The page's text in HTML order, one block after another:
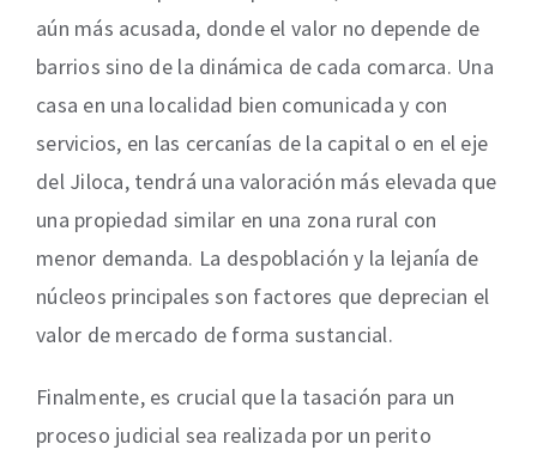
aún más acusada, donde el valor no depende de
barrios sino de la dinámica de cada comarca. Una
casa en una localidad bien comunicada y con
servicios, en las cercanías de la capital o en el eje
del Jiloca, tendrá una valoración más elevada que
una propiedad similar en una zona rural con
menor demanda. La despoblación y la lejanía de
núcleos principales son factores que deprecian el
valor de mercado de forma sustancial.
Finalmente, es crucial que la tasación para un
proceso judicial sea realizada por un perito